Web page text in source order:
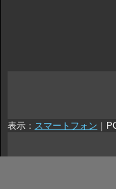
表示： スマートフォン ｜